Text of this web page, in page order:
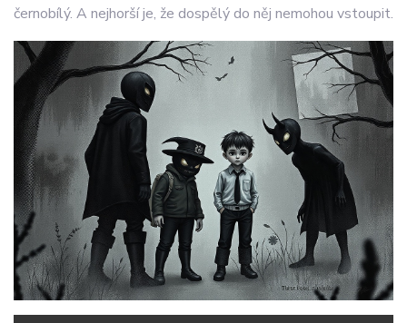
černobílý. A nejhorší je, že dospělý do něj nemohou vstoupit.